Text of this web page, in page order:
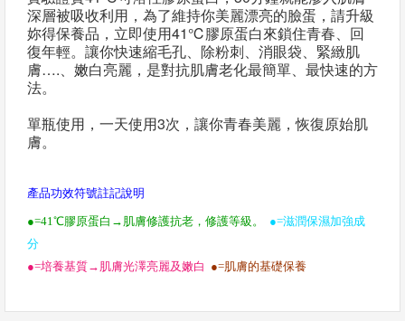
深層被吸收利用，為了維持你美麗漂亮的臉蛋，請升級
妳得保養品，立即使用41℃膠原蛋白來鎖住青春、回
復年輕。讓你快速縮毛孔、除粉刺、消眼袋、緊緻肌
膚….、嫩白亮麗，是對抗肌膚老化最簡單、最快速的方
法。
單瓶使用，一天使用3次，讓你青春美麗，恢復原始肌
膚。
產品功效符號註記說明
●=41℃膠原蛋白→肌膚修護抗老，修護等級。 ●=滋潤保濕加強成
分
●=培養基質→肌膚光澤亮麗及嫩白 ●=肌膚的基礎保養